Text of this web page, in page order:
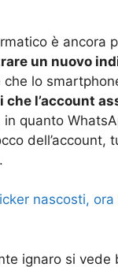
è ancora
un nuovo
lo
l’account
quanto
dell’account,
nascosti,
ignaro si